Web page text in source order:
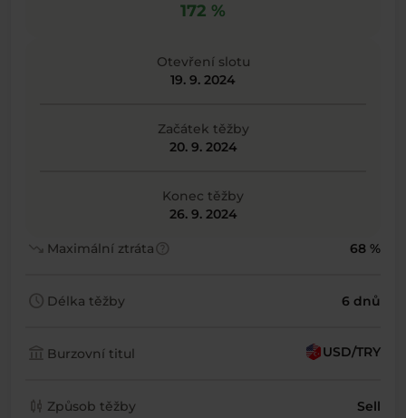
172 %
Otevření slotu
19. 9. 2024
Začátek těžby
20. 9. 2024
Konec těžby
26. 9. 2024
trending_down Maximální ztrátahelp 68 %
schedule Délka těžby 6 dnů
account_balance Burzovní titul USD/TRY
candlestick_chart Způsob těžby Sell